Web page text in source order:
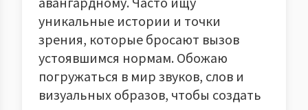
уникальные истории и точки
зрения, которые бросают вызов
устоявшимся нормам. Обожаю
погружаться в мир звуков, слов и
визуальных образов, чтобы создать